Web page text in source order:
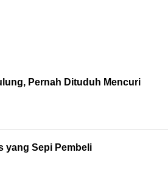
Pernah Dituduh Mencuri
yang Sepi Pembeli